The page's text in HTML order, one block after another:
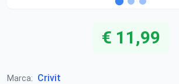
€ 11,99
Marca: Crivit